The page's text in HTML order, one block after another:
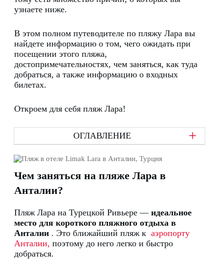
узнаете ниже.
В этом полном путеводителе по пляжу Лара вы
найдете информацию о том, чего ожидать при
посещении этого пляжа,
достопримечательностях, чем заняться, как туда
добраться, а также информацию о входных
билетах.
Откроем для себя пляж Лара!
ОГЛАВЛЕНИЕ
Чем заняться на пляже Лара в
Анталии?
Пляж Лара на Турецкой Ривьере — идеальное
место для короткого пляжного отдыха в
Анталии . Это ближайший пляж к аэропорту
Анталии, поэтому до него легко и быстро
добраться.